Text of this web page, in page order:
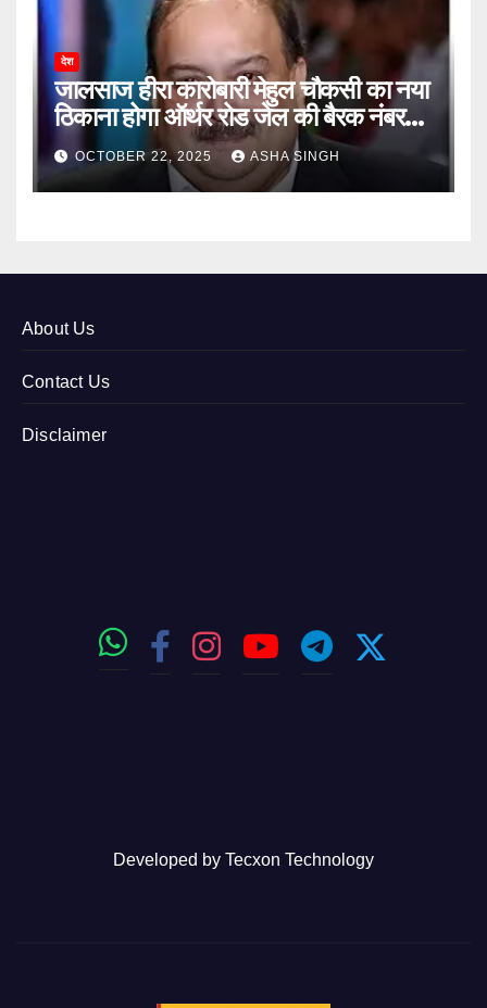
देश
जालसाज हीरा कारोबारी मेहुल चौकसी का नया
ठिकाना होगा ऑर्थर रोड जेल की बैरक नंबर
12OCTOBER 22, 2025 ASHA SINGH
About Us
Contact Us
Disclaimer
Developed by Tecxon Technology